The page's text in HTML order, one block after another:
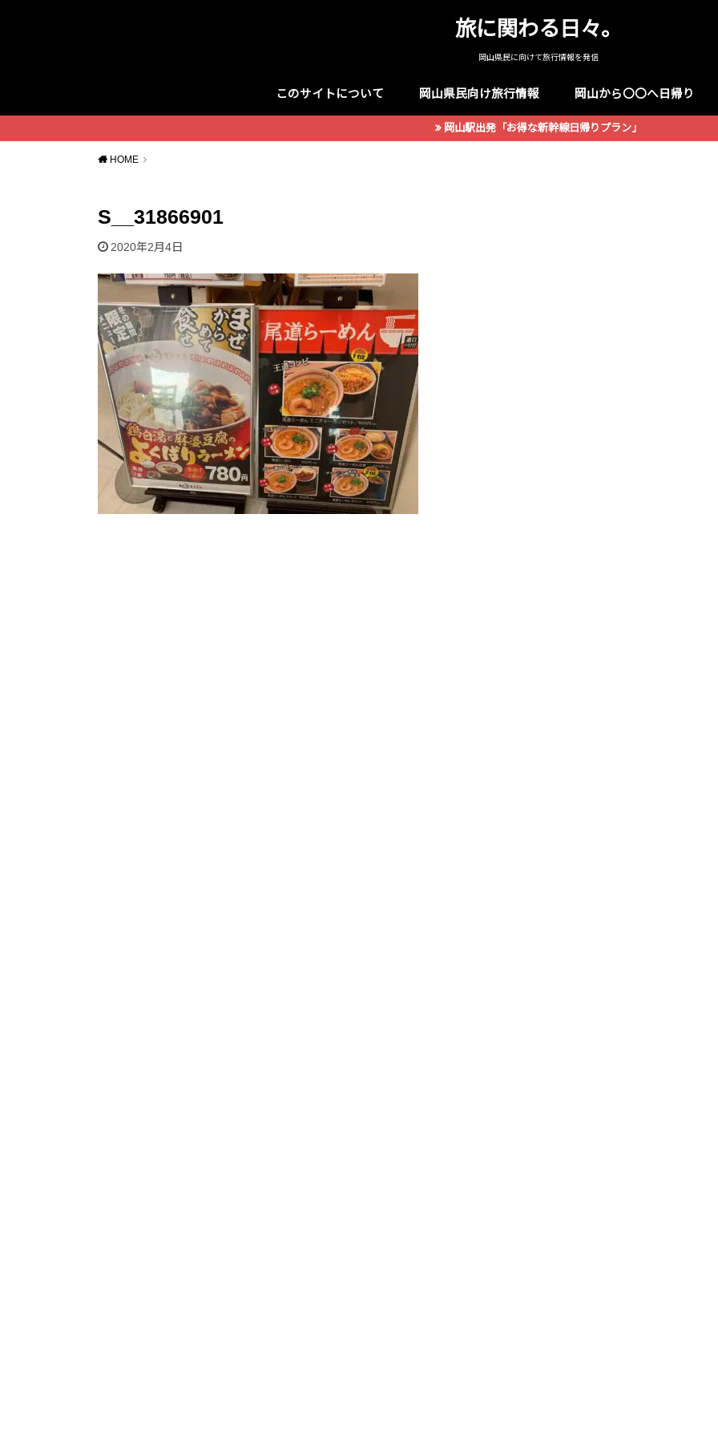
旅に関わる日々。
岡山県民に向けて旅行情報を発信
このサイトについて 岡山県民向け旅行情報 岡山から〇〇へ日帰り
岡山駅出発「お得な新幹線日帰りプラン」
HOME
S__31866901
2020年2月4日